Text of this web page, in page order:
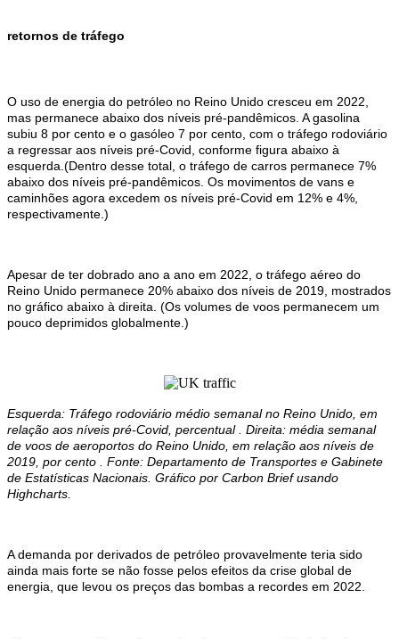
retornos de tráfego
O uso de energia do petróleo no Reino Unido cresceu em 2022,
mas permanece abaixo dos níveis pré-pandêmicos. A gasolina
subiu 8 por cento e o gasóleo 7 por cento, com o tráfego rodoviário
a regressar aos níveis pré-Covid, conforme figura abaixo à
esquerda.(Dentro desse total, o tráfego de carros permanece 7%
abaixo dos níveis pré-pandêmicos. Os movimentos de vans e
caminhões agora excedem os níveis pré-Covid em 12% e 4%,
respectivamente.)
Apesar de ter dobrado ano a ano em 2022, o tráfego aéreo do
Reino Unido permanece 20% abaixo dos níveis de 2019, mostrados
no gráfico abaixo à direita. (Os volumes de voos permanecem um
pouco deprimidos globalmente.)
Esquerda: Tráfego rodoviário médio semanal no Reino Unido, em
relação aos níveis pré-Covid, percentual . Direita: média semanal
de voos de aeroportos do Reino Unido, em relação aos níveis de
2019, por cento . Fonte: Departamento de Transportes e Gabinete
de Estatísticas Nacionais. Gráfico por Carbon Brief usando
Highcharts.
A demanda por derivados de petróleo provavelmente teria sido
ainda mais forte se não fosse pelos efeitos da crise global de
energia, que levou os preços das bombas a recordes em 2022.